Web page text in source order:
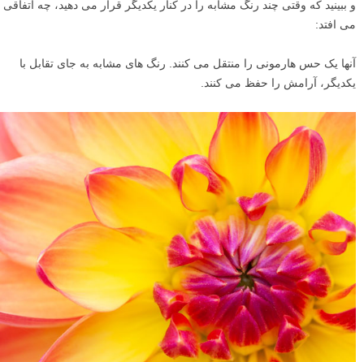
و ببینید که وقتی چند رنگ مشابه را در کنار یکدیگر قرار می دهید، چه اتفاقی
می افتد:
آنها یک حس هارمونی را منتقل می کنند. رنگ های مشابه به جای تقابل با
یکدیگر، آرامش را حفظ می کنند.